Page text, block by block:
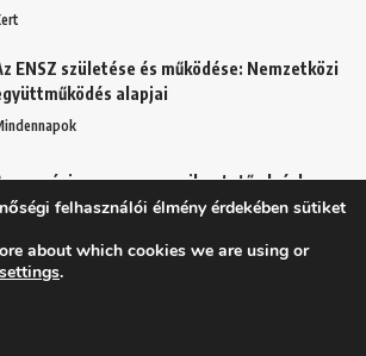
ENSZ születése és működése: Nemzetközi
alapjai
magnézium szerepe a pihentető alvásban:
javítja az alvás minőségét és
Egészség
felhasználói élmény érdekében sütiket
about which cookies we are using or
settings.